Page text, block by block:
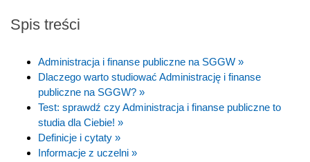
Spis treści
Administracja i finanse publiczne na SGGW »
Dlaczego warto studiować Administrację i finanse
publiczne na SGGW? »
Test: sprawdź czy Administracja i finanse publiczne to
studia dla Ciebie! »
Definicje i cytaty »
Informacje z uczelni »